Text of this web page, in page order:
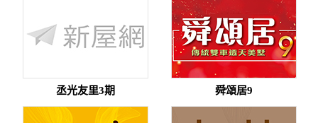
丞光友里3期 舜頌居9